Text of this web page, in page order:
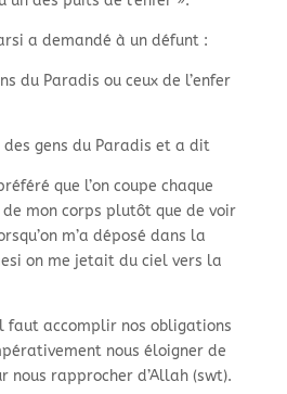
a demandé à un défunt :
du Paradis ou ceux de l’enfer
gens du Paradis et a dit
que l’on coupe chaque
mon corps plutôt que de voir
m’a déposé dans la
on me jetait du ciel vers la
faut accomplir nos obligations
nous éloigner de
nous rapprocher d’Allah (swt).